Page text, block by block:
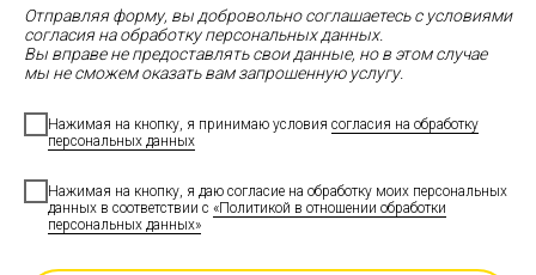
Отправляя форму, вы добровольно соглашаетесь с условиями
согласия на обработку персональных данных.
Вы вправе не предоставлять свои данные, но в этом случае
мы не сможем оказать вам запрошенную услугу.
Нажимая на кнопку, я принимаю условия согласия на обработку
персональных данных
Нажимая на кнопку, я даю согласие на обработку моих персональных
данных в соответствии с «Политикой в отношении обработки
персональных данных»